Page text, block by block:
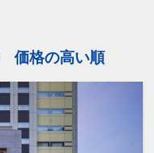
価格の高い順